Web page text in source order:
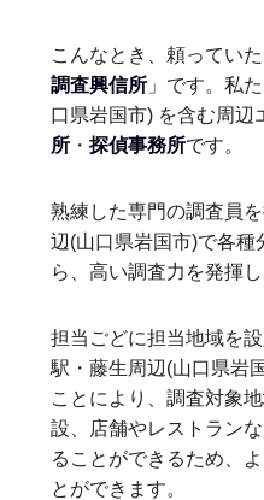
こんなとき、頼ってい
調査興信所 」です。私
口県岩国市) を含む周辺
所 ・ 探偵事務所です。
熟練した専門の調査員
辺(山口県岩国市)で各
ら、高い調査力を発揮し
担当ごどに担当地域を
駅・藤生周辺(山口県岩
ことにより、調査対象
設、店舗やレストラン
ることができるため、
とができます。